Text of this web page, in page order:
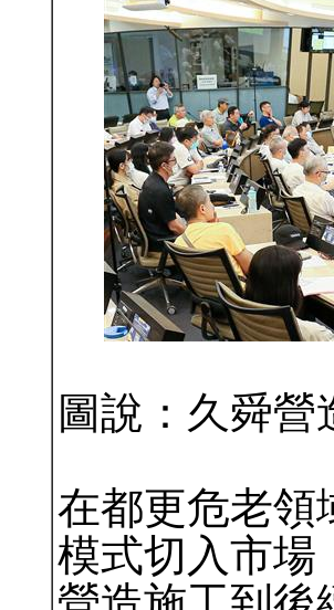
圖說：久舜
在都更危老領
模式切入市場